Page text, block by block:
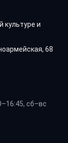
культуре и
68
сб–вс